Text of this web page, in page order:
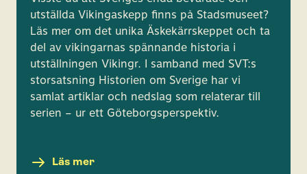
utställda Vikingaskepp finns på Stadsmuseet?
Läs mer om det unika Äskekärrskeppet och ta
del av vikingarnas spännande historia i
utställningen Vikingr. I samband med SVT:s
storsatsning Historien om Sverige har vi
samlat artiklar och nedslag som relaterar till
serien – ur ett Göteborgsperspektiv.
Läs mer